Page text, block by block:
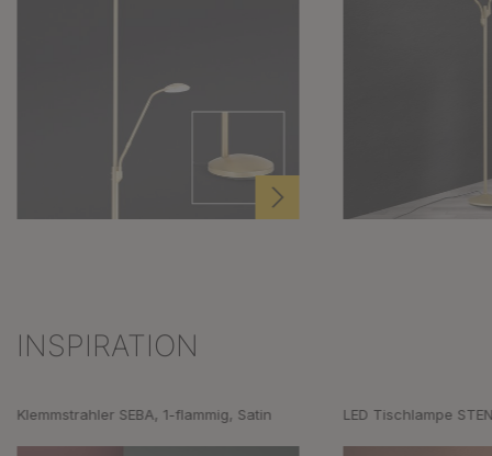
Produktgalerie überspringen
INSPIRATION
Klemmstrahler SEBA, 1-flammig, Satin LED Tischlampe